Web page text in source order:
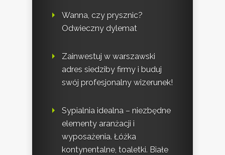
Wanna, czy prysznic?
Odwieczny dylemat
Zainwestuj w warszawski
adres siedziby firmy i buduj
swój profesjonalny wizerunek!
Sypialnia idealna – niezbędne
elementy aranżacji i
wyposażenia. Łóżka
kontynentalne, toaletki. Białe